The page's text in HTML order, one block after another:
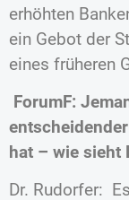
erhöhten
ein Gebot der
eines früheren
ForumF:
hat – wie sieht
Dr. Rudorfer: